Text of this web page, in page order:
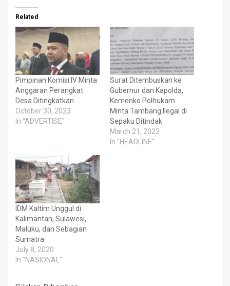
Related
Pimpinan Komisi IV Minta
Anggaran Perangkat
Desa Ditingkatkan
October 30, 2023
In "ADVERTISE"
Surat Ditembuskan ke
Gubernur dan Kapolda,
Kemenko Polhukam
Minta Tambang Ilegal di
Sepaku Ditindak
March 21, 2023
In "HEADLINE"
IDM Kaltim Unggul di
Kalimantan, Sulawesi,
Maluku, dan Sebagian
Sumatra
July 8, 2020
In "NASIONAL"